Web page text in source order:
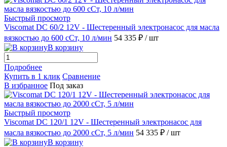
Быстрый просмотр
Viscomat DC 60/2 12V - Шестеренный электронасос для масла
вязкостью до 600 сСт, 10 л/мин 54 335 ₽ / шт
В корзину
Подробнее
Купить в 1 клик Сравнение
В избранное Под заказ
Быстрый просмотр
Viscomat DC 120/1 12V - Шестеренный электронасос для
масла вязкостью до 2000 сСт, 5 л/мин 54 335 ₽ / шт
В корзину